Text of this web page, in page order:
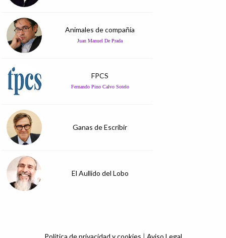
Animales de compañía
Juan Manuel De Prada
FPCS
Fernando Pino Calvo Sotelo
Ganas de Escribir
El Aullido del Lobo
Política de privacidad y cookies | Aviso Legal